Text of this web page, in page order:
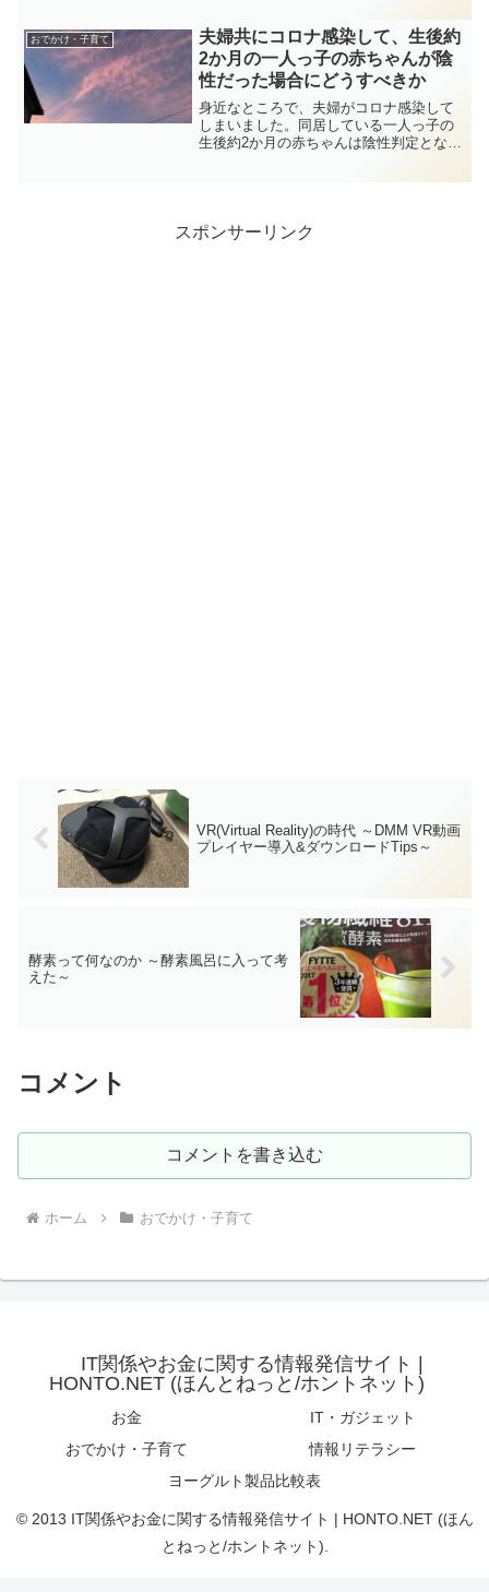
す。※前回の記事はコチラ３か月服用し
た効果としては、抜け毛に...
おでかけ・子育て
夫婦共にコロナ感染して、生後約
2か月の一人っ子の赤ちゃんが陰
性だった場合にどうすべきか
身近なところで、夫婦がコロナ感染して
しまいました。同居している一人っ子の
生後約2か月の赤ちゃんは陰性判定となっ
スポンサーリンク
VR(Virtual Reality)の時代 ～DMM VR動画
プレイヤー導入&ダウンロードTips～
酵素って何なのか ～酵素風呂に入って考
えた～
コメント
コメントを書き込む
ホーム おでかけ・子育て
IT関係やお金に関する情報発信サイト |
HONTO.NET (ほんとねっと/ホントネット)
お金
IT・ガジェット
おでかけ・子育て
情報リテラシー
ヨーグルト製品比較表
© 2013 IT関係やお金に関する情報発信サイト | HONTO.NET (ほん
とねっと/ホントネット).